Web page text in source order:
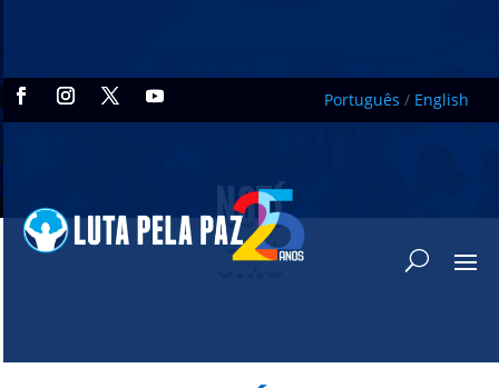
Português / English
NOTÍ
CIAS